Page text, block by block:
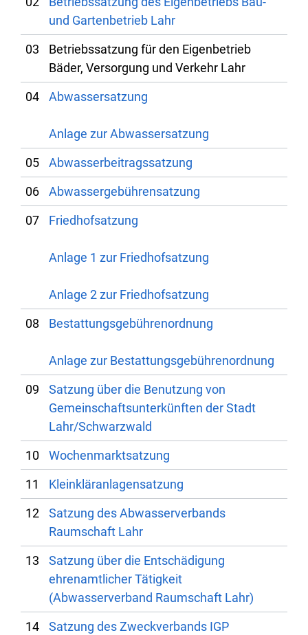
und Gartenbetrieb Lahr
03
Betriebssatzung für den Eigenbetrieb
Bäder, Versorgung und Verkehr Lahr
04
Abwassersatzung
Anlage zur Abwassersatzung
05
Abwasserbeitragssatzung
06
Abwassergebührensatzung
07
Friedhofsatzung
Anlage 1 zur Friedhofsatzung
Anlage 2 zur Friedhofsatzung
08
Bestattungsgebührenordnung
Anlage zur Bestattungsgebührenordnung
09
Satzung über die Benutzung von
Gemeinschaftsunterkünften der Stadt
Lahr/Schwarzwald
10
Wochenmarktsatzung
11
Kleinkläranlagensatzung
12
Satzung des Abwasserverbands
Raumschaft Lahr
13
Satzung über die Entschädigung
ehrenamtlicher Tätigkeit
(Abwasserverband Raumschaft Lahr)
14
Satzung des Zweckverbands IGP